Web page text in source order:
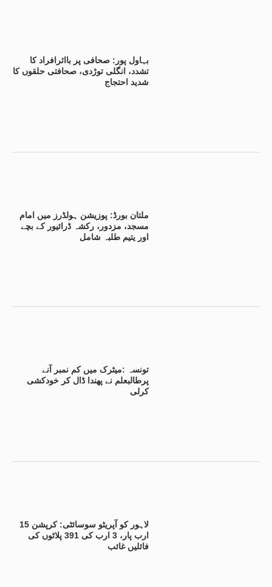
بہاول پور: صحافی پر بااثرافراد کا
تشدد، انگلی توڑدی، صحافتی حلقوں کا
شدید احتجاج
ملتان بورڈ: پوزیشن ہولڈرز میں امام
مسجد، مزدور، رکشہ ڈرائیور کے بچے
اور یتیم طلبہ شامل
تونسہ :میٹرک میں کم نمبر آنے
پرطالبعلم نے پھندا ڈال کر خودکشی
کرلی
لاہور کو آپریٹو سوسائٹی: کرپشن 15
ارب پار، 3 ارب کی 391 پلاٹوں کی
فائلیں غائب